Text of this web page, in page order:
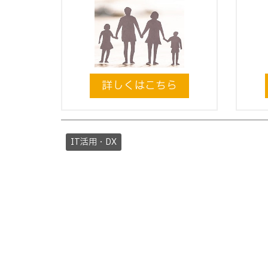
詳しくはこちら
IT活用・DX